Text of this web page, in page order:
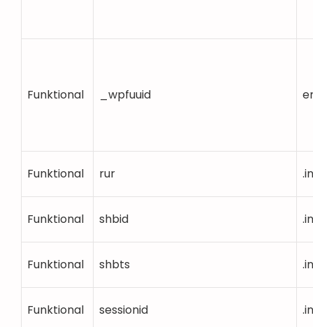
Funktional _wpfuuid
Funktional rur
Funktional shbid
Funktional shbts
Funktional sessionid